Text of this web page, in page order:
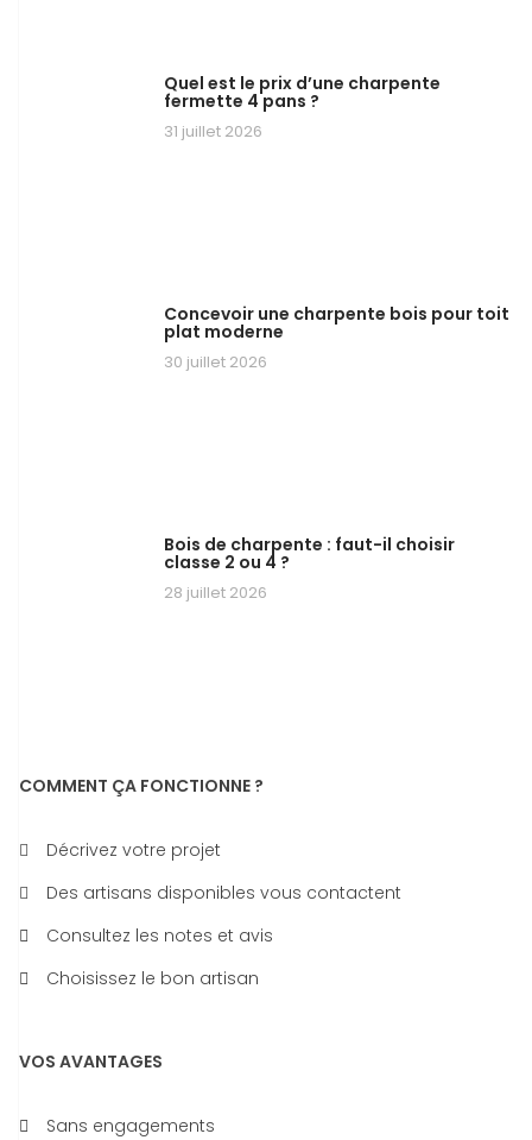
Quel est le prix d’une charpente
fermette 4 pans ?
31 juillet 2026
Concevoir une charpente bois pour toit
plat moderne
30 juillet 2026
Bois de charpente : faut-il choisir
classe 2 ou 4 ?
28 juillet 2026
COMMENT ÇA FONCTIONNE ?
Décrivez votre projet
Des artisans disponibles vous contactent
Consultez les notes et avis
Choisissez le bon artisan
VOS AVANTAGES
Sans engagements